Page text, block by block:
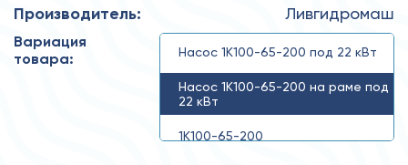
Производитель: Ливгидромаш
Вариация
товара:
Насос 1К100-65-200 под 22 кВт
Насос 1К100-65-200 на раме под
22 кВт
1К100-65-200